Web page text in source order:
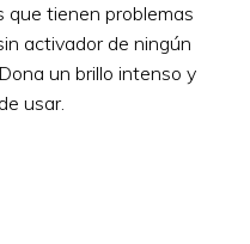
que tienen problemas
activador de ningún
un brillo intenso y
usar.